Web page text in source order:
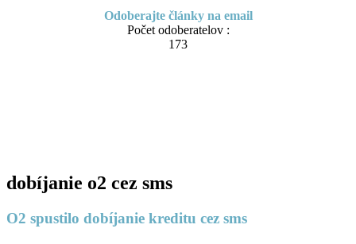
Odoberajte články na email
Počet odoberatelov :
173
dobíjanie o2 cez sms
O2 spustilo dobíjanie kreditu cez sms